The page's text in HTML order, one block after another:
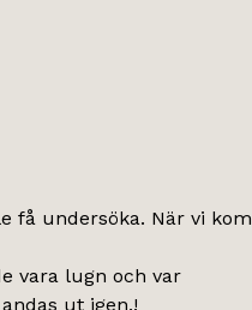
få undersöka. När vi kom
vara lugn och var
ut igen.!